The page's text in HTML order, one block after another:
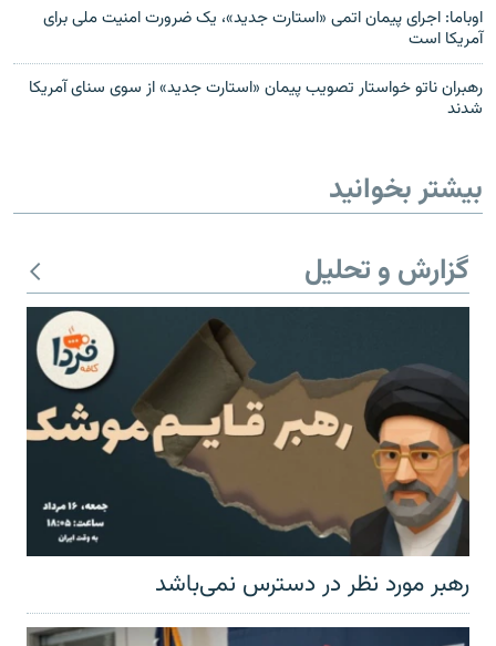
اوباما: اجرای پیمان اتمی «استارت جدید»، یک ضرورت امنیت ملی برای
آمریکا است
رهبران ناتو خواستار تصویب پیمان «استارت جدید» از سوی سنای آمریکا
شدند
بیشتر بخوانید
گزارش و تحلیل
رهبر مورد نظر در دسترس نمی‌باشد